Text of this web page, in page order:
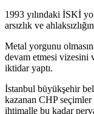
1993 yılındaki İSKİ
arsızlık ve
Metal yorgunu
devam etmesi vizesini
iktidar yaptı.
İstanbul büyükşehir
kazanan CHP
ihtimalle bu kadar